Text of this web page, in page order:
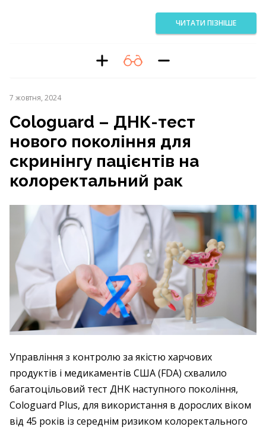
ЧИТАТИ ПІЗНІШЕ
7 жовтня, 2024
Cologuard – ДНК-тест
нового покоління для
скринінгу пацієнтів на
колоректальний рак
Управління з контролю за якістю харчових
продуктів і медикаментів США (FDA) схвалило
багатоцільовий тест ДНК наступного покоління,
Cologuard Plus, для використання в дорослих віком
від 45 років із середнім ризиком колоректального